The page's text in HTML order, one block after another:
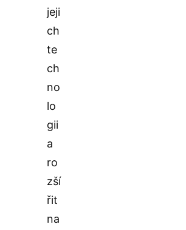
jeji
ch
te
ch
no
lo
gii
a
ro
zší
řit
na